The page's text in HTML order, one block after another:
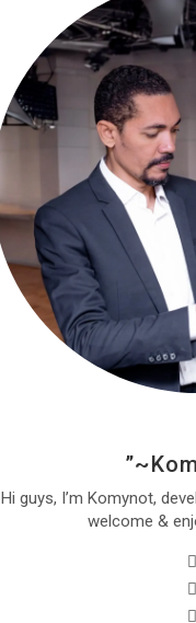
Hi guys, I’m Komynot,
welcome &